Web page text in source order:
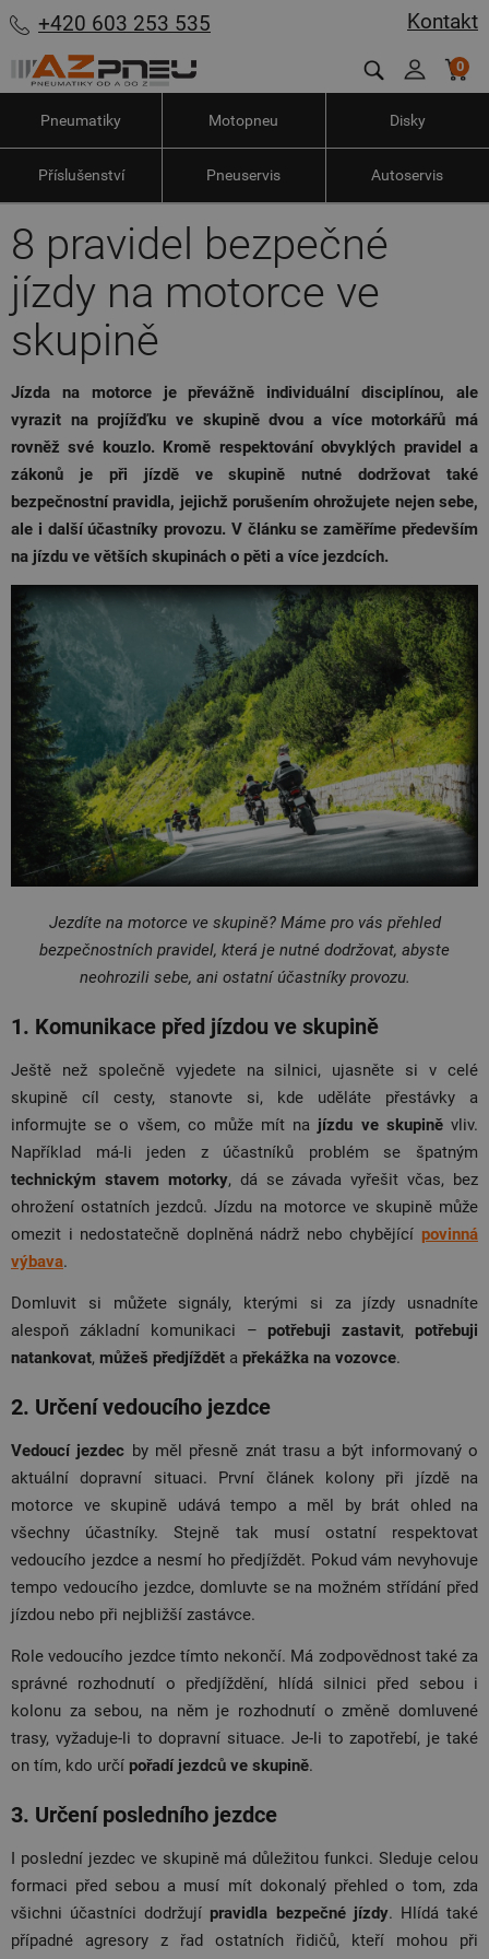
Kontakt
+420 603 253 535
0
Pneumatiky Motopneu Disky
Příslušenství Pneuservis Autoservis
8 pravidel bezpečné
jízdy na motorce ve
skupině
Jízda na motorce je převážně individuální disciplínou, ale
vyrazit na projížďku ve skupině dvou a více motorkářů má
rovněž své kouzlo. Kromě respektování obvyklých pravidel a
zákonů je při jízdě ve skupině nutné dodržovat také
bezpečnostní pravidla, jejichž porušením ohrožujete nejen sebe,
ale i další účastníky provozu. V článku se zaměříme především
na jízdu ve větších skupinách o pěti a více jezdcích.
Jezdíte na motorce ve skupině? Máme pro vás přehled
bezpečnostních pravidel, která je nutné dodržovat, abyste
neohrozili sebe, ani ostatní účastníky provozu.
1. Komunikace před jízdou ve skupině
Ještě než společně vyjedete na silnici, ujasněte si v celé
skupině cíl cesty, stanovte si, kde uděláte přestávky a
informujte se o všem, co může mít na jízdu ve skupiněvliv.
Například má-li jeden z účastníků problém se špatným
technickým stavem motorky, dá se závada vyřešit včas, bez
ohrožení ostatních jezdců. Jízdu na motorce ve skupině může
omezit i nedostatečně doplněná nádrž nebo chybějící povinná
výbava.
Domluvit si můžete signály, kterými si za jízdy usnadníte
alespoň základní komunikaci – potřebuji zastavit, potřebuji
natankovat, můžeš předjíždět a překážka na vozovce.
2. Určení vedoucího jezdce
Vedoucí jezdec by měl přesně znát trasu a být informovaný o
aktuální dopravní situaci. První článek kolony při jízdě na
motorce ve skupině udává tempo a měl by brát ohled na
všechny účastníky. Stejně tak musí ostatní respektovat
vedoucího jezdce a nesmí ho předjíždět. Pokud vám nevyhovuje
tempo vedoucího jezdce, domluvte se na možném střídání před
jízdou nebo při nejbližší zastávce.
Role vedoucího jezdce tímto nekončí. Má zodpovědnost také za
správné rozhodnutí o předjíždění, hlídá silnici před sebou i
kolonu za sebou, na něm je rozhodnutí o změně domluvené
trasy, vyžaduje-li to dopravní situace. Je-li to zapotřebí, je také
on tím, kdo určí pořadí jezdců ve skupině.
3. Určení posledního jezdce
I poslední jezdec ve skupině má důležitou funkci. Sleduje celou
formaci před sebou a musí mít dokonalý přehled o tom, zda
všichni účastníci dodržují pravidla bezpečné jízdy. Hlídá také
případné agresory z řad ostatních řidičů, kteří mohou při